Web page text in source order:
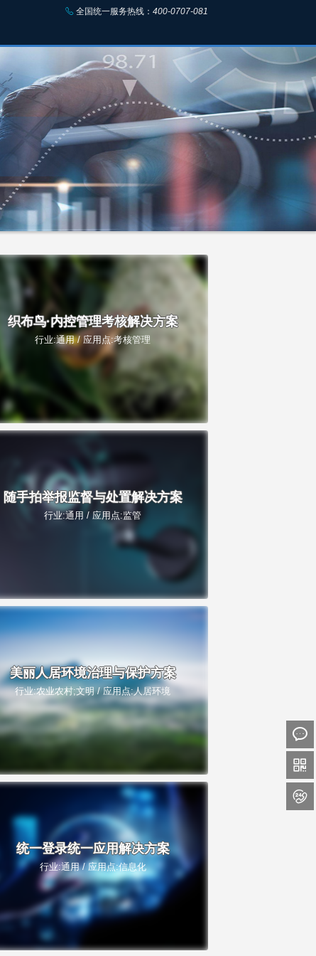
 全国统一服务热线： 400-0707-081
织布鸟·内控管理考核解决方案
行业:通用 / 应用点:考核管理
随手拍举报监督与处置解决方案
行业:通用 / 应用点:监管
美丽人居环境治理与保护方案
行业:农业农村;文明 / 应用点:人居环境
统一登录统一应用解决方案
行业:通用 / 应用点:信息化


